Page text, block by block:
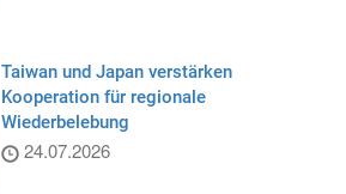
Taiwan und Japan verstärken
Kooperation für regionale
Wiederbelebung
24.07.2026